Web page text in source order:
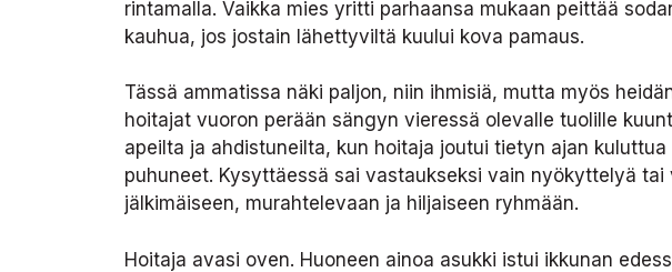
rintamalla. Vaikka mies yritti parhaansa mukaan peittää
kauhua, jos jostain lähettyviltä kuului kova pamaus.
Tässä ammatissa näki paljon, niin ihmisiä, mutta myös
hoitajat vuoron perään sängyn vieressä olevalle tuolille
apeilta ja ahdistuneilta, kun hoitaja joutui tietyn ajan
puhuneet. Kysyttäessä sai vastaukseksi vain nyökyttelyä
jälkimäiseen, murahtelevaan ja hiljaiseen ryhmään.
Hoitaja avasi oven. Huoneen ainoa asukki istui ikkunan